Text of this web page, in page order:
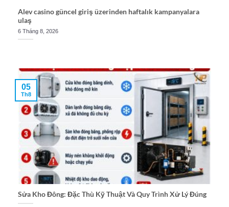
Alev casino güncel giriş üzerinden haftalık kampanyalara
ulaş
6 Tháng 8, 2026
Sửa Kho Đông: Đặc Thù Kỹ Thuật Và Quy Trình Xử Lý Đúng
05
Th8